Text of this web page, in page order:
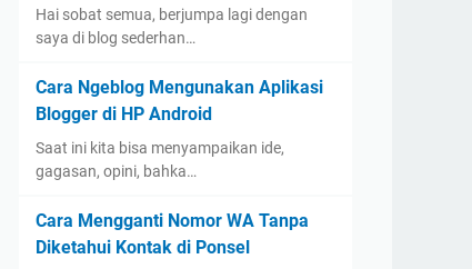
Hai sobat semua, berjumpa lagi dengan
saya di blog sederhan…
Cara Ngeblog Mengunakan Aplikasi
Blogger di HP Android
Saat ini kita bisa menyampaikan ide,
gagasan, opini, bahka…
Cara Mengganti Nomor WA Tanpa
Diketahui Kontak di Ponsel